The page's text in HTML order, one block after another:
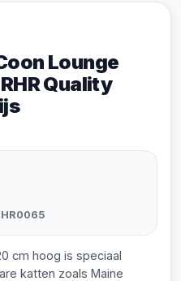
Lounge
Quality
cm hoog is speciaal
katten zoals Maine